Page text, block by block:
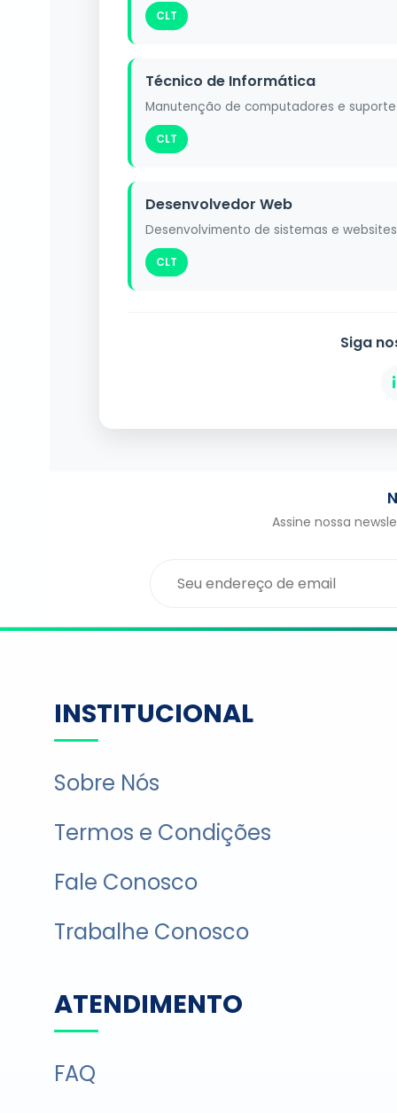
CLT
Técnico de Informática
Manutenção de computadores e
CLT
Desenvolvedor Web
Desenvolvimento de sistemas e
CLT
Siga
Assine nossa
INSTITUCIONAL
Sobre Nós
Termos e Condições
Fale Conosco
Trabalhe Conosco
ATENDIMENTO
FAQ